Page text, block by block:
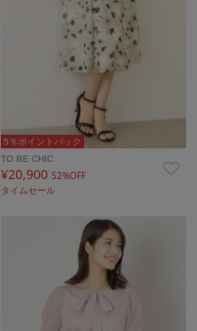
5％ポイントバック
TO BE CHIC
¥20,90052%OFF
タイムセール